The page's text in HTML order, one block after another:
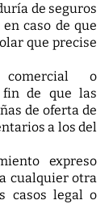
de seguros
caso de que
que precise
o
fin de que las
de oferta de
a los del
expreso
cualquier otra
casos legal o